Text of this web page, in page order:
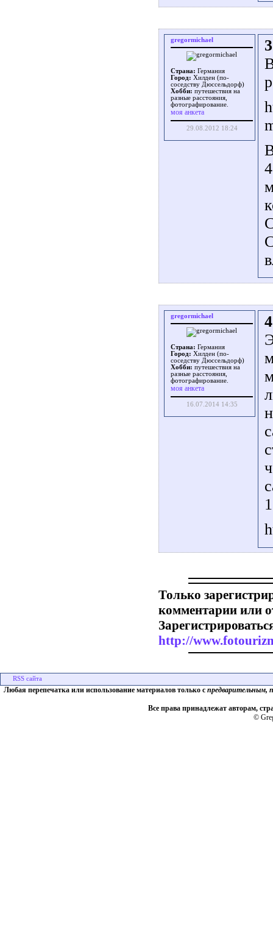
gregormichael
Страна: Германия
Город: Хилден (по-
соседству Дюссельдорф)
Хобби: путешествия на
разные расстояния,
фотографирование.
моя анкета
29.08.2012 18:24
gregormichael
Страна: Германия
Город: Хилден (по-
соседству Дюссельдорф)
Хобби: путешествия на
разные расстояния,
фотографирование.
моя анкета
16.07.2014 14:35
Только
комментарии или
http://
Любая перепечатка или использование материалов только с предварительным,
Все права принадлежат авторам,
©